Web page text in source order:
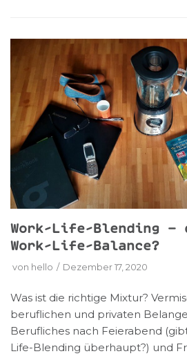
Work-Life-Blending –
Work-Life-Balance?
von hello Dezember 17, 2020
Was ist die richtige Mixtur?
beruflichen und privaten
Berufliches nach Feierabend
Life-Blending überhaupt?) und